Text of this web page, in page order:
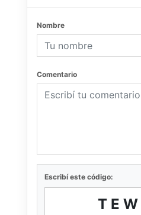
Nombre
Comentario
Escribí este código: